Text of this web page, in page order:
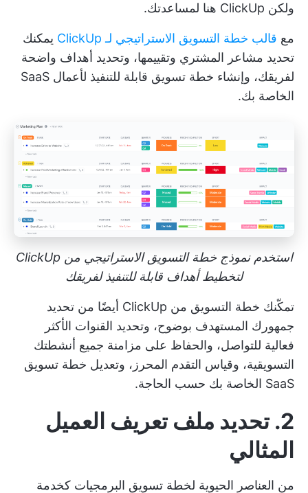
ولكن ClickUp هنا لمساعدتك.
مع قالب خطة التسويق الاستراتيجي لـ ClickUp
يمكنك
تحديد مشاعر المشتري وتقييمها، وتحديد أهداف واضحة
لفريقك، وإنشاء خطة تسويق قابلة للتنفيذ لأعمال SaaS
الخاصة بك.
استخدم نموذج خطة التسويق الاستراتيجي من ClickUp
لتخطيط أهداف قابلة للتنفيذ لفريقك
تمكّنك خطة التسويق من ClickUp أيضًا من تحديد
جمهورك المستهدف بوضوح، وتحديد القنوات الأكثر
فعالية للتواصل، والحفاظ على مزامنة جميع أنشطتك
التسويقية، وقياس التقدم المحرز، وتعديل خطة تسويق
SaaS الخاصة بك حسب الحاجة.
2. تحديد ملف تعريف العميل
المثالي
من العناصر الحيوية لخطة تسويق البرمجيات كخدمة